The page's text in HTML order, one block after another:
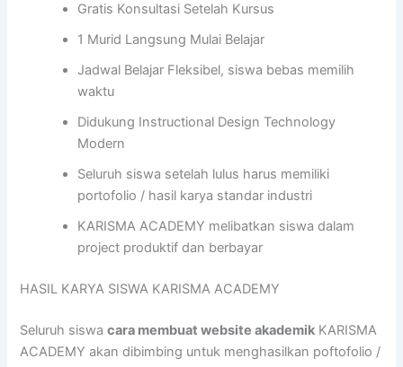
Gratis Konsultasi Setelah Kursus
1 Murid Langsung Mulai Belajar
Jadwal Belajar Fleksibel, siswa bebas memilih
waktu
Didukung Instructional Design Technology
Modern
Seluruh siswa setelah lulus harus memiliki
portofolio / hasil karya standar industri
KARISMA ACADEMY melibatkan siswa dalam
project produktif dan berbayar
HASIL KARYA SISWA KARISMA ACADEMY
Seluruh siswacara membuat website akademik KARISMA
ACADEMY akan dibimbing untuk menghasilkan poftofolio /